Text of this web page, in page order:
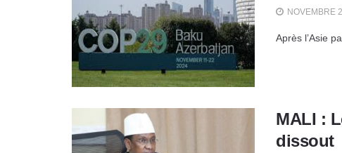
NOVEMBRE
Après l’Asie
MALI :
dissout